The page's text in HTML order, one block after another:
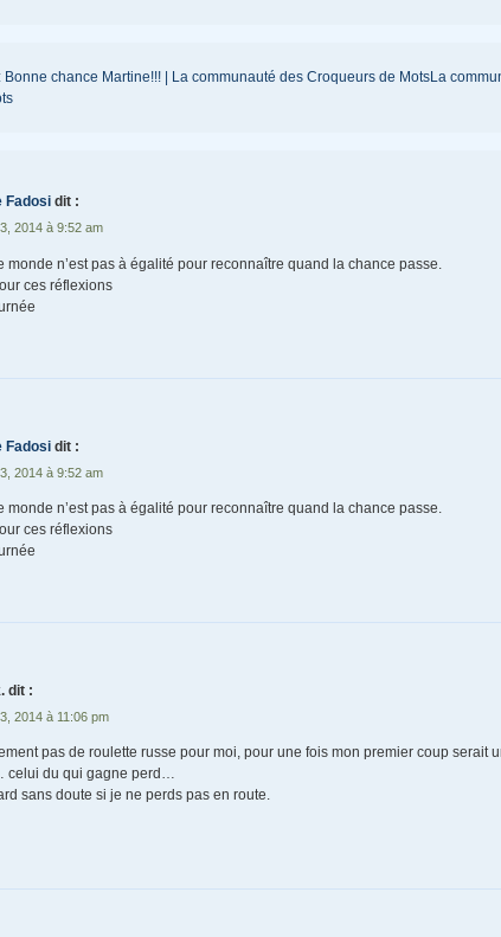
Bonne chance Martine!!! | La communauté des Croqueurs de MotsLa
Fadosi dit :
2014 à 9:52 am
monde n’est pas à égalité pour reconnaître quand la chance passe.
ces réflexions
Fadosi dit :
2014 à 9:52 am
monde n’est pas à égalité pour reconnaître quand la chance passe.
ces réflexions
dit :
2014 à 11:06 pm
pas de roulette russe pour moi, pour une fois mon premier coup serait
celui du qui gagne perd…
sans doute si je ne perds pas en route.